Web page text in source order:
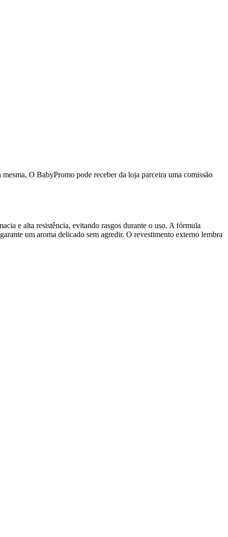
O BabyPromo pode receber da loja parceira uma comissão
e alta resistência, evitando rasgos durante o uso. A fórmula
um aroma delicado sem agredir. O revestimento externo lembra